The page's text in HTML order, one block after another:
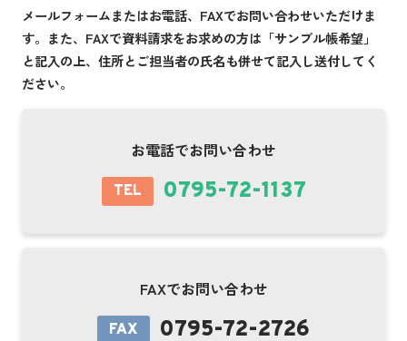
メールフォームまたはお電話、FAXでお問い合わせいただけま
す。また、FAXで資料請求をお求めの方は「サンプル帳希望」
と記入の上、住所とご担当者の氏名も併せて記入し送付してく
ださい。
お電話でお問い合わせ
TEL 0795-72-1137
FAXでお問い合わせ
FAX 0795-72-2726